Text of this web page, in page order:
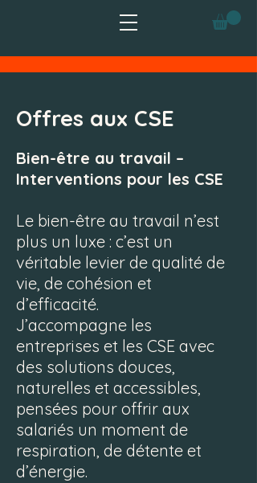
Offres aux CSE
Bien-être au travail –
Interventions pour les CSE
Le bien-être au travail n’est
plus un luxe : c’est un
véritable levier de qualité de
vie, de cohésion et
d’efficacité.
J’accompagne les
entreprises et les CSE avec
des solutions douces,
naturelles et accessibles,
pensées pour offrir aux
salariés un moment de
respiration, de détente et
d’énergie.